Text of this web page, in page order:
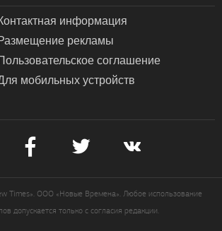
информация
рекламы
соглашение
мобильных устройств
Times». ООО «Новые Времена». Любое использование
допускается только с согласия редакции.